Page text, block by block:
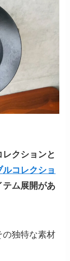
クションと
ルコレクショ
テム展開があ
の独特な素材